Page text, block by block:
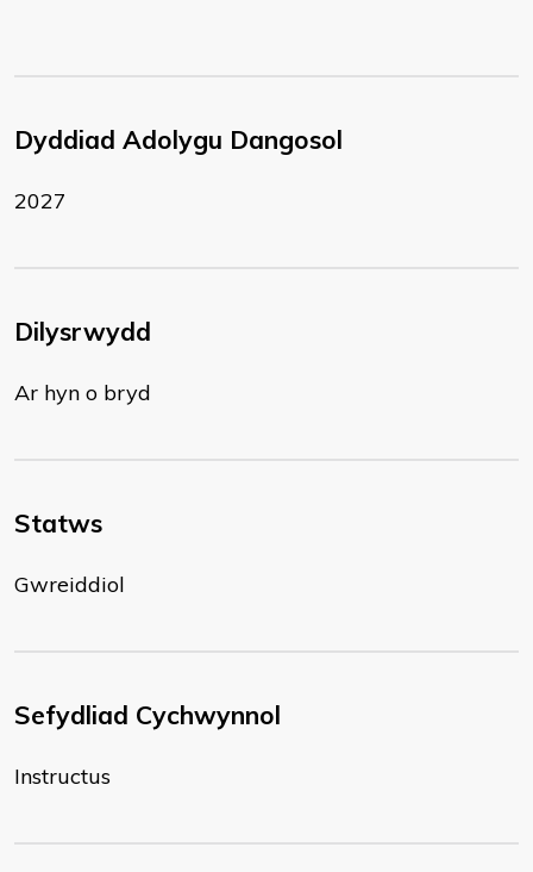
Dyddiad Adolygu Dangosol
2027
Dilysrwydd
Ar hyn o bryd
Statws
Gwreiddiol
Sefydliad Cychwynnol
Instructus